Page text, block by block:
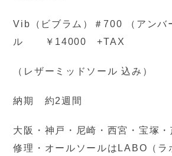
Vib（ビブラム）＃700 （アン
ル ￥14000 +TAX
（レザーミッドソール 込み）
納期 約2週間
大阪・神戸・尼崎・西宮・宝塚
修理・オールソールはLABO（ラ